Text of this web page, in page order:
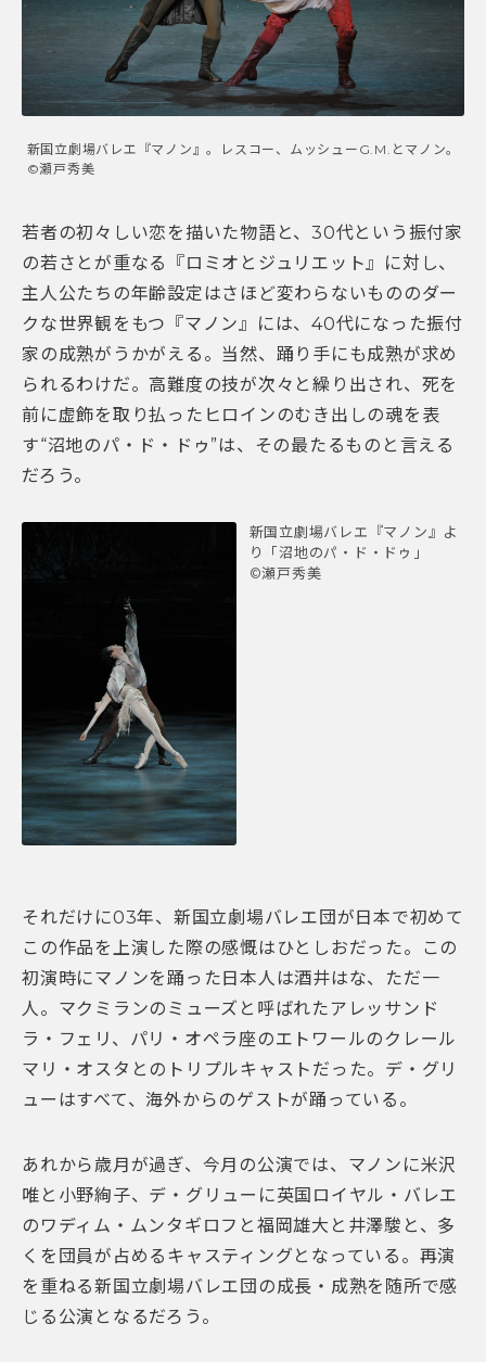
新国立劇場バレエ『マノン』。レスコー、ムッシューG.M.とマノン。
©瀬戸秀美
若者の初々しい恋を描いた物語と、30代という振付家
の若さとが重なる『ロミオとジュリエット』に対し、
主人公たちの年齢設定はさほど変わらないもののダー
クな世界観をもつ『マノン』には、40代になった振付
家の成熟がうかがえる。当然、踊り手にも成熟が求め
られるわけだ。高難度の技が次々と繰り出され、死を
前に虚飾を取り払ったヒロインのむき出しの魂を表
す“沼地のパ・ド・ドゥ”は、その最たるものと言える
だろう。
新国立劇場バレエ『マノン』よ
り「沼地のパ・ド・ドゥ」
©瀬戸秀美
それだけに03年、新国立劇場バレエ団が日本で初めて
この作品を上演した際の感慨はひとしおだった。この
初演時にマノンを踊った日本人は酒井はな、ただ一
人。マクミランのミューズと呼ばれたアレッサンド
ラ・フェリ、パリ・オペラ座のエトワールのクレール
マリ・オスタとのトリプルキャストだった。デ・グリ
ューはすべて、海外からのゲストが踊っている。
あれから歳月が過ぎ、今月の公演では、マノンに米沢
唯と小野絢子、デ・グリューに英国ロイヤル・バレエ
のワディム・ムンタギロフと福岡雄大と井澤駿と、多
くを団員が占めるキャスティングとなっている。再演
を重ねる新国立劇場バレエ団の成長・成熟を随所で感
じる公演となるだろう。